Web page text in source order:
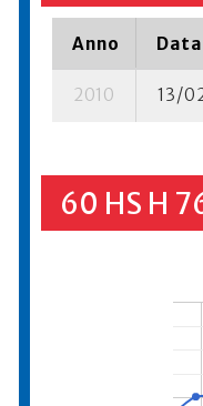
Anno Data
2010 13/
60 HS H